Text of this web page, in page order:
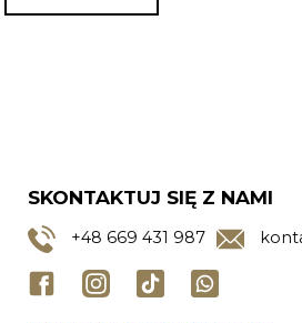
SKONTAKTUJ SIĘ Z NAMI
+48 669 431 987